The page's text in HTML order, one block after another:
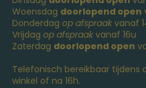
Woensdag doorlopend open
Donderdag op afspraak vanaf
Vrijdag op afspraak vanaf 16u
Zaterdag doorlopend open
Telefonisch bereikbaar tijdens
winkel of na 16h.